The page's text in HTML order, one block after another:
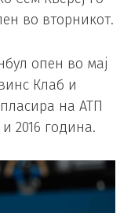
во вторникот.
опен во мај
Клаб и
на АТП
2016 година.